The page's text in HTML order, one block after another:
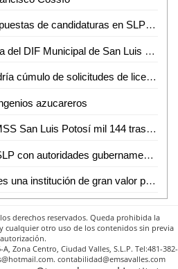
Darán seguimiento a propuestas de candidaturas en SLP a través de app
Estela Arriaga, Presidenta del DIF Municipal de San Luis Capital, inauguró el octavo Centro de Atención Familiar
Sesión de Congreso tendría cúmulo de solicitudes de licencia
azucareros
Suma HGZ No. 50 del IMSS San Luis Potosí mil 144 trasplantes de riñón y córnea desde 2007
Sólida relación de la UASLP con autoridades gubernamentales, benéfica para las y los estudiantes
La Cruz Roja Mexicana es una institución de gran valor para el país: Dip. Yolanda Josefina Cepeda Echavarría
derechos reservados. Queda prohibida la
cualquier otro uso de los contenidos sin previa
autorización.
Zona Centro, Ciudad Valles, S.L.P. Tel:481-382-
contabilidad@emsavalles.com